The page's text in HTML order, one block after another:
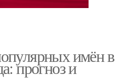
имён в
прогноз и